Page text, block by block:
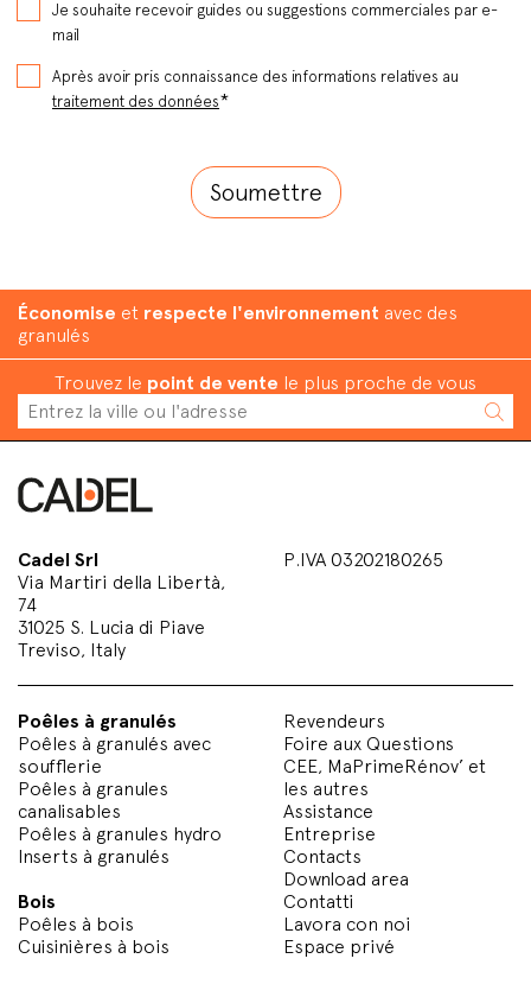
Je souhaite recevoir guides ou suggestions commerciales par e-
mail
Après avoir pris connaissance des informations relatives au
traitement des données*
Économise et respecte l'environnement avec des
granulés
Trouvez le point de vente le plus proche de vous
Cadel Srl
Via Martiri della Libertà,
74
31025 S. Lucia di Piave
Treviso, Italy
P.IVA 03202180265
Poêles à granulés
Poêles à granulés avec
soufflerie
Poêles à granules
canalisables
Poêles à granules hydro
Inserts à granulés
Bois
Poêles à bois
Cuisinières à bois
Revendeurs
Foire aux Questions
CEE, MaPrimeRénov’ et
les autres
Assistance
Entreprise
Contacts
Download area
Contatti
Lavora con noi
Espace privé